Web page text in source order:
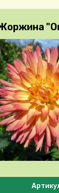
ласка,